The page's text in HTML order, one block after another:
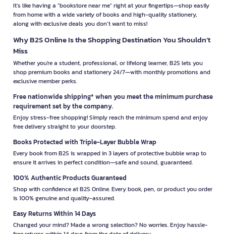
It’s like having a "bookstore near me" right at your fingertips—shop easily
from home with a wide variety of books and high-quality stationery,
along with exclusive deals you don’t want to miss!
Why B2S Online Is the Shopping Destination You Shouldn’t
Miss
Whether you're a student, professional, or lifelong learner, B2S lets you
shop premium books and stationery 24/7—with monthly promotions and
exclusive member perks.
Free nationwide shipping* when you meet the minimum purchase
requirement set by the company.
Enjoy stress-free shopping! Simply reach the minimum spend and enjoy
free delivery straight to your doorstep.
Books Protected with Triple-Layer Bubble Wrap
Every book from B2S is wrapped in 3 layers of protective bubble wrap to
ensure it arrives in perfect condition—safe and sound, guaranteed.
100% Authentic Products Guaranteed
Shop with confidence at B2S Online. Every book, pen, or product you order
is 100% genuine and quality-assured.
Easy Returns Within 14 Days
Changed your mind? Made a wrong selection? No worries. Enjoy hassle-